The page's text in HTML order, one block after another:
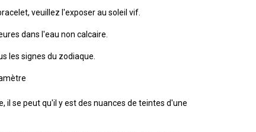
veuillez l'exposer au soleil vif.
dans l'eau non calcaire.
les signes du zodiaque.
il se peut qu'il y est des nuances de teintes d'une